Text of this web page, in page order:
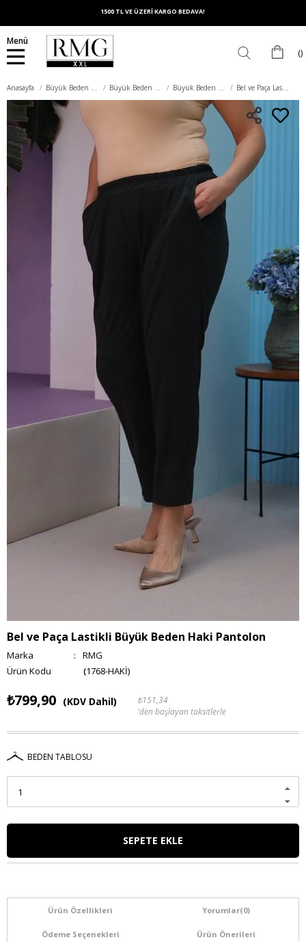
1500 TL VE ÜZERİ KARGO BEDAVA!
Menü
Anasayfa Büyük Beden Alt Giyim Büyük Beden Pantolon Büyük Beden Kumaş Pantolon Bel ve Paça Lastikli Büyük Beden Haki Pantolon
Bel ve Paça Lastikli Büyük Beden Haki Pantolon
Marka :
RMG
(1768-HAKİ)
₺799,90 (KDV Dahil)
₺151,34
'den başlayan taksitlerle
BEDEN TABLOSU
Ürün Özellikleri Yorumlar(0)
Ödeme Seçenekleri Ürün Önerileri